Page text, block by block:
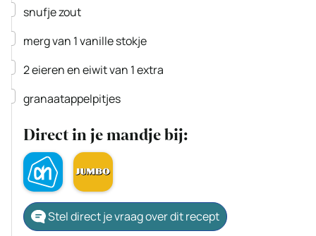
▢
snufje zout
▢
merg van 1 vanille stokje
▢
2eieren en eiwit van 1 extra
▢
granaatappelpitjes
Direct in je mandje bij:
Stel direct je vraag over dit recept